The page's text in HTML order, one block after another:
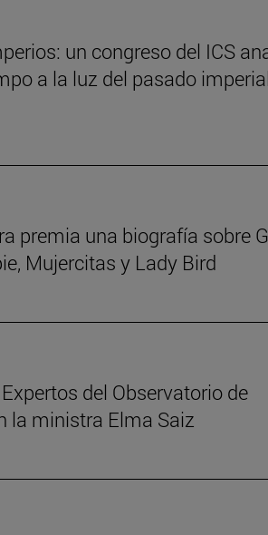
un congreso del ICS
a la luz del pasado
premia una biografía sobre
Mujercitas y Lady Bird
del Observatorio de
la ministra Elma Saiz